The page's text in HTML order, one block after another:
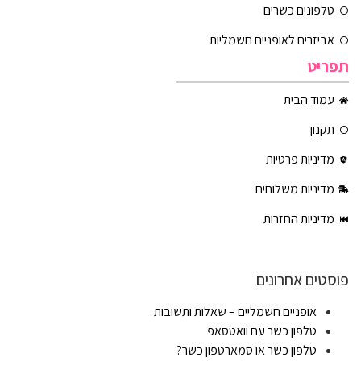
טלפונים כשרים
אביזרים לאופניים חשמליות
תפריט
עמוד הבית
תקנון
מדיניות פרטיות
מדיניות משלוחים
מדיניות החזרות
פוסטים אחרונים
אופניים חשמליים – שאלות ותשובות
טלפון כשר עם וואטסאפ
טלפון כשר או סמארטפון כשר?